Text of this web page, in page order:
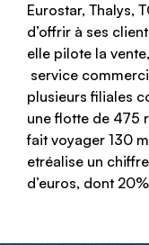
Eurostar, Thalys,
d’offrir à ses
elle pilote la
service
plusieurs filiales
une flotte de 475
fait voyager 130
etréalise un
d’euros, dont